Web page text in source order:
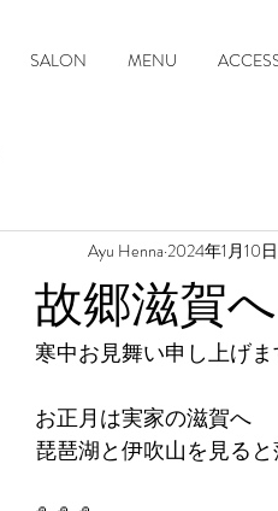
SALON MENU
故郷滋賀へ
Ayu Henna 2024年1月10日
寒中お見舞い申し上げま
お正月は実家の滋賀へ
琵琶湖と伊吹山を見る